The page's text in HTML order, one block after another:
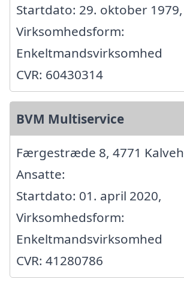
Startdato: 29. oktober 1979,
Virksomhedsform:
Enkeltmandsvirksomhed
CVR: 60430314
BVM Multiservice
Færgestræde 8, 4771
Ansatte:
Startdato: 01. april 2020,
Virksomhedsform:
Enkeltmandsvirksomhed
CVR: 41280786